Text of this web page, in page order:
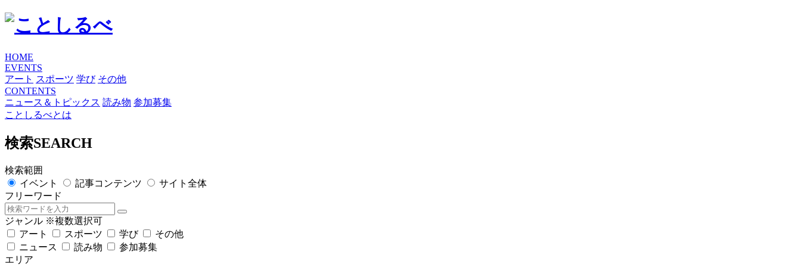
HOME
EVENTS
アート スポーツ 学び その他
CONTENTS
ニュース＆トピックス 読み物 参加募集
ことしるべとは
検索SEARCH
検索範囲
イベント
記事コンテンツ
サイト全体
フリーワード
ジャンル ※複数選択可
アート
スポーツ 学び
その他
ニュース
読み物
参加募集
エリア